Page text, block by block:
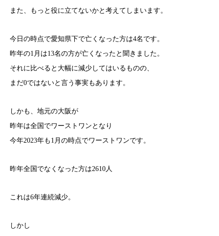
また、もっと役に立てないかと考えてしまいます。
今日の時点で愛知県下で亡くなった方は4名です。
昨年の1月は13名の方が亡くなったと聞きました。
それに比べると大幅に減少してはいるものの、
まだ0ではないと言う事実もあります。
しかも、地元の大阪が
昨年は全国でワーストワンとなり
今年2023年も1月の時点でワーストワンです。
昨年全国でなくなった方は2610人
これは6年連続減少。
しかし